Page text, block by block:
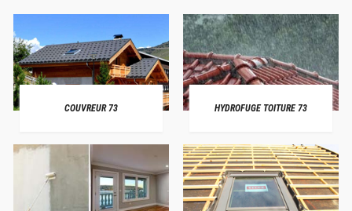
COUVREUR 73 HYDROFUGE TOITURE 73